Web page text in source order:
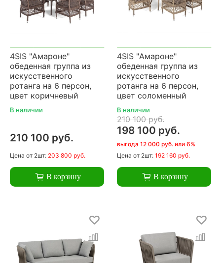
4SIS "Амароне"
обеденная группа из
искусственного
ротанга на 6 персон,
цвет коричневый
В наличии
210 100 руб.
Цена от 2шт: 203 800 руб.
В корзину
4SIS "Амароне"
обеденная группа из
искусственного
ротанга на 6 персон,
цвет соломенный
В наличии
210 100 руб.
198 100 руб.
выгода 12 000 руб. или 6%
Цена от 2шт: 192 160 руб.
В корзину